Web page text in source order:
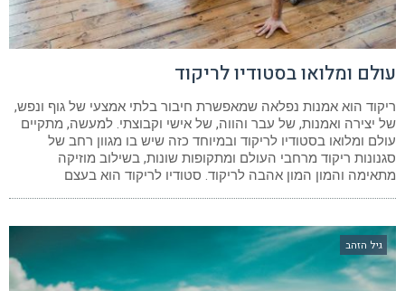
עולם ומלואו בסטודיו לריקוד
ריקוד הוא אמנות נפלאה שמאפשרת חיבור בלתי אמצעי של גוף ונפש,
של יצירה ואמנות, של עבר והווה, של אישי וקבוצתי. למעשה, מתקיים
עולם ומלואו בסטודיו לריקוד ובמיוחד כזה שיש בו מגוון רחב של
סגנונות ריקוד מרחבי העולם ומתקופות שונות, בשילוב מוזיקה
מתאימה והמון המון אהבה לריקוד. סטודיו לריקוד הוא בעצם
גיל הזהב